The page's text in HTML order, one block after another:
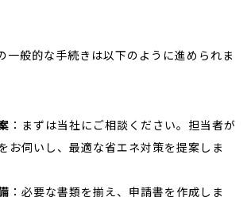
一般的な手続きは以下のように進められま
：まずは当社にご相談ください。担当者が
お伺いし、最適な省エネ対策を提案しま
：必要な書類を揃え、申請書を作成しま